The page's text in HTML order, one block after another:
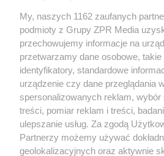
Żaden utwór zamieszczony w serwisie
rozpowszechniany lub dalej
(w tym także elektroniczny lub
eksploatacji w jakiejkolwiek formie,
Internecie bez pisemnej zgody
lub wykorzystanie utworów w całości lub
prawa, tzn. bez właściwej zgody, jest
może być ścigane prawnie.
My, naszych 1162 zaufanych
podmioty z Grupy ZPR Media
przechowujemy informacje na
przetwarzamy dane osobowe, takie
identyfikatory, standardowe
urządzenie czy dane przeglądania
spersonalizowanych reklam,
treści, pomiar reklam i treści,
ulepszanie usług. Za zgodą
Partnerzy możemy używać
geolokalizacyjnych oraz aktywnie